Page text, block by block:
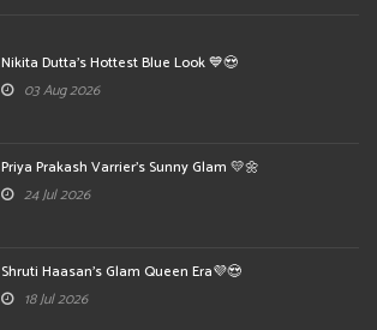
Nikita Dutta's Hottest Blue Look 💙😍
03 Aug 2026
Priya Prakash Varrier's Sunny Glam 💛🌼
24 Jul 2026
Shruti Haasan's Glam Queen Era💜😍
18 Jul 2026